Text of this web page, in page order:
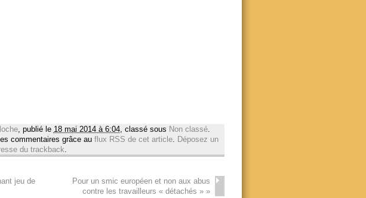
, publié le 18 mai 2014 à 6:04, classé sous Non classé.
commentaires grâce au flux RSS de cet article. Déposez un
du trackback.
jeu de
Pour un smic européen et non aux abus
contre les travailleurs « détachés »»